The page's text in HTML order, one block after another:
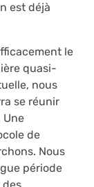
est déjà
le
quasi-
nous
se réunir
Une
de
Nous
période